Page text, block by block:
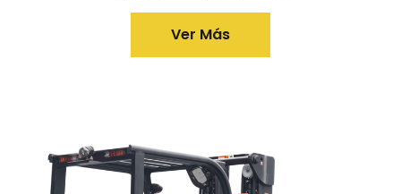
Ver Más